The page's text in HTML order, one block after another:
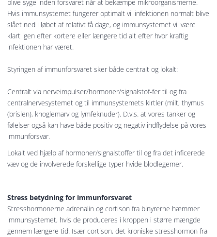
blive syge inden forsvaret når at bekæmpe mikroorganismerne.
Hvis immunsystemet fungerer optimalt vil infektionen normalt blive
slået ned i løbet af relativt få dage, og immunsystemet vil være
klart igen efter kortere eller længere tid alt efter hvor kraftig
infektionen har været.
Styringen af immunforsvaret sker både centralt og lokalt:
Centralt via nerveimpulser/hormoner/signalstof-fer til og fra
centralnervesystemet og til immunsystemets kirtler (milt, thymus
(brislen), knoglemarv og lymfeknuder). D.v.s. at vores tanker og
følelser også kan have både positiv og negativ indflydelse på vores
immunforsvar.
Lokalt ved hjælp af hormoner/signalstoffer til og fra det inficerede
væv og de involverede forskellige typer hvide blodlegemer.
Stress betydning for immunforsvaret
Stresshormonerne adrenalin og cortison fra binyrerne hæmmer
immunsystemet, hvis de produceres i kroppen i større mængde
gennem længere tid. Især cortison, det kroniske stresshormon fra